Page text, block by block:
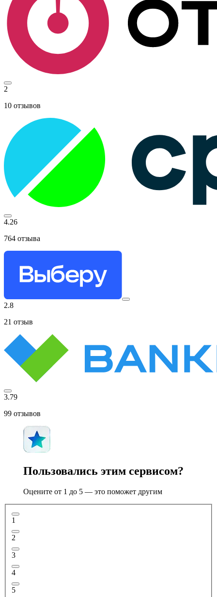
2
10 отзывов
4.26
764 отзыва
2.8
21 отзыв
3.79
99 отзывов
Пользовались этим сервисом?
Оцените от 1 до 5 — это поможет другим
1
2
3
4
5